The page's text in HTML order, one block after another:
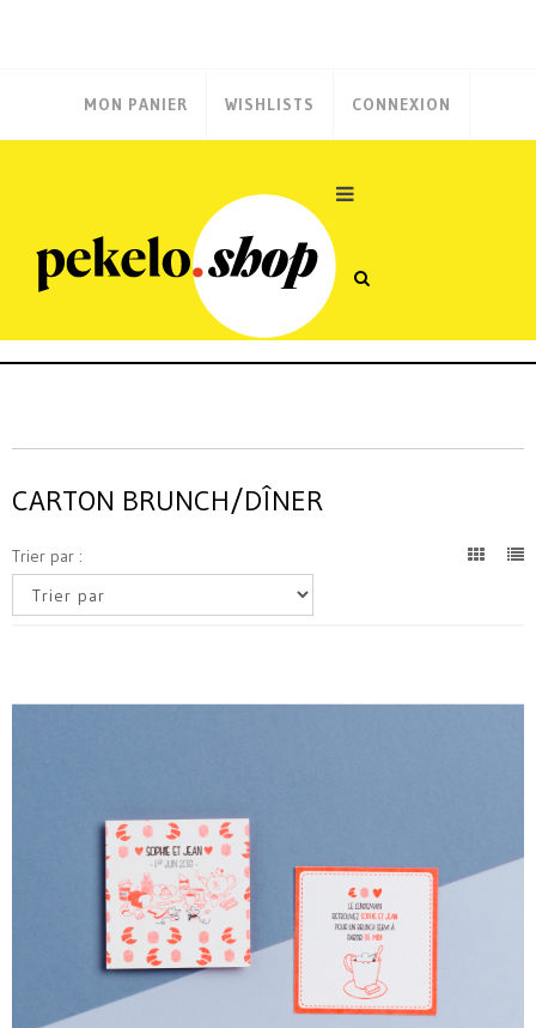
MON PANIER WISHLISTS CONNEXION
CARTON BRUNCH/DÎNER
Trier par :